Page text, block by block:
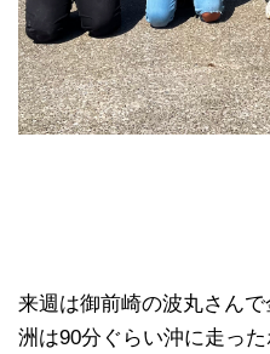
来週は御前崎の波丸さん
洲は90分ぐらい沖に走っ